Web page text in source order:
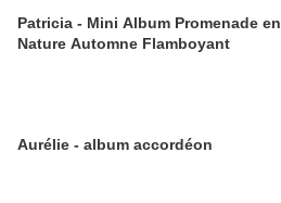
Patricia - Mini Album Promenade en
Nature Automne Flamboyant
Aurélie - album accordéon